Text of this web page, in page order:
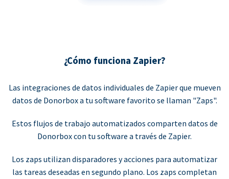
¿Cómo funciona Zapier?
Las integraciones de datos individuales de Zapier que mueven
datos de Donorbox a tu software favorito se llaman "Zaps".
Estos flujos de trabajo automatizados comparten datos de
Donorbox con tu software a través de Zapier.
Los zaps utilizan disparadores y acciones para automatizar
las tareas deseadas en segundo plano. Los zaps completan